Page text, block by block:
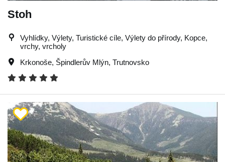
Stoh
Vyhlídky, Výlety, Turistické cíle, Výlety do přírody, Kopce,
vrchy, vrcholy
Krkonoše, Špindlerův Mlýn, Trutnovsko